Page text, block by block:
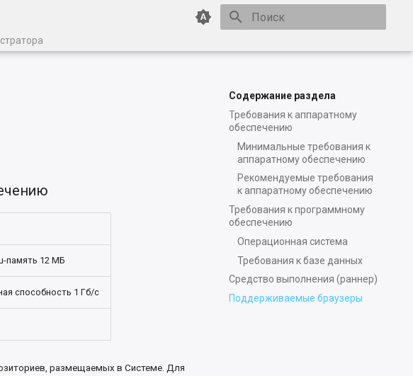
Содержание раздела
Требования к аппаратному
обеспечению
Минимальные требования к
аппаратному обеспечению
Рекомендуемые требования
к аппаратному обеспечению
Требования к программному
обеспечению
Операционная система
Требования к базе данных
Средство выполнения (раннер)
Поддерживаемые браузеры
память 12 МБ
способность 1 Гб/с
размещаемых в Системе. Для